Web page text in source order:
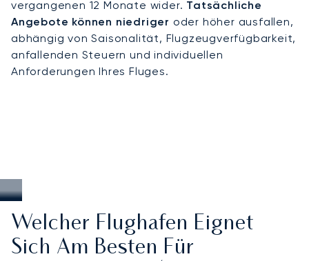
Concierge- und Hubschrauberservices an der
gesamten Riviera. Wir überwachen die
Verfügbarkeit von Slots in Nizza in Echtzeit und
koordinieren uns mit den Betreibern, um Ankünfte
während nachfragestarker Zeiten, wie dem
vergangenen 12 Monate wider. Tatsächliche
Angebote können niedriger oder höher ausfallen,
abhängig von Saisonalität, Flugzeugverfügbarkeit,
anfallenden Steuern und individuellen
Anforderungen Ihres Fluges.
Welcher Flughafen Eignet
Sich Am Besten Für